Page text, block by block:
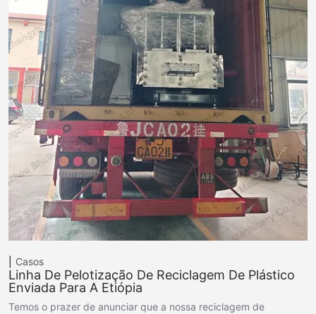
Casos
Linha De Pelotização De Reciclagem De Plástico
Enviada Para A Etiópia
Temos o prazer de anunciar que a nossa reciclagem de